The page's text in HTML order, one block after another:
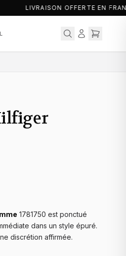
LIVRAISON OFFERTE EN
1781750 est ponctué
dans un style épuré.
discrétion affirmée.